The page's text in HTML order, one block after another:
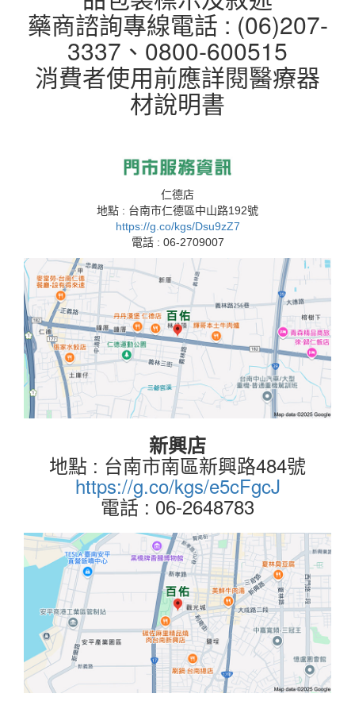
藥商諮詢專線電話 : (06)207-
3337、0800-600515
消費者使用前應詳閱醫療器
材說明書
仁德店
地點 : 台南市仁德區中山路192號
https://g.co/kgs/Dsu9zZ7
電話 : 06-2709007
新興店
地點 : 台南市南區新興路484號
https://g.co/kgs/e5cFgcJ
電話 : 06-2648783